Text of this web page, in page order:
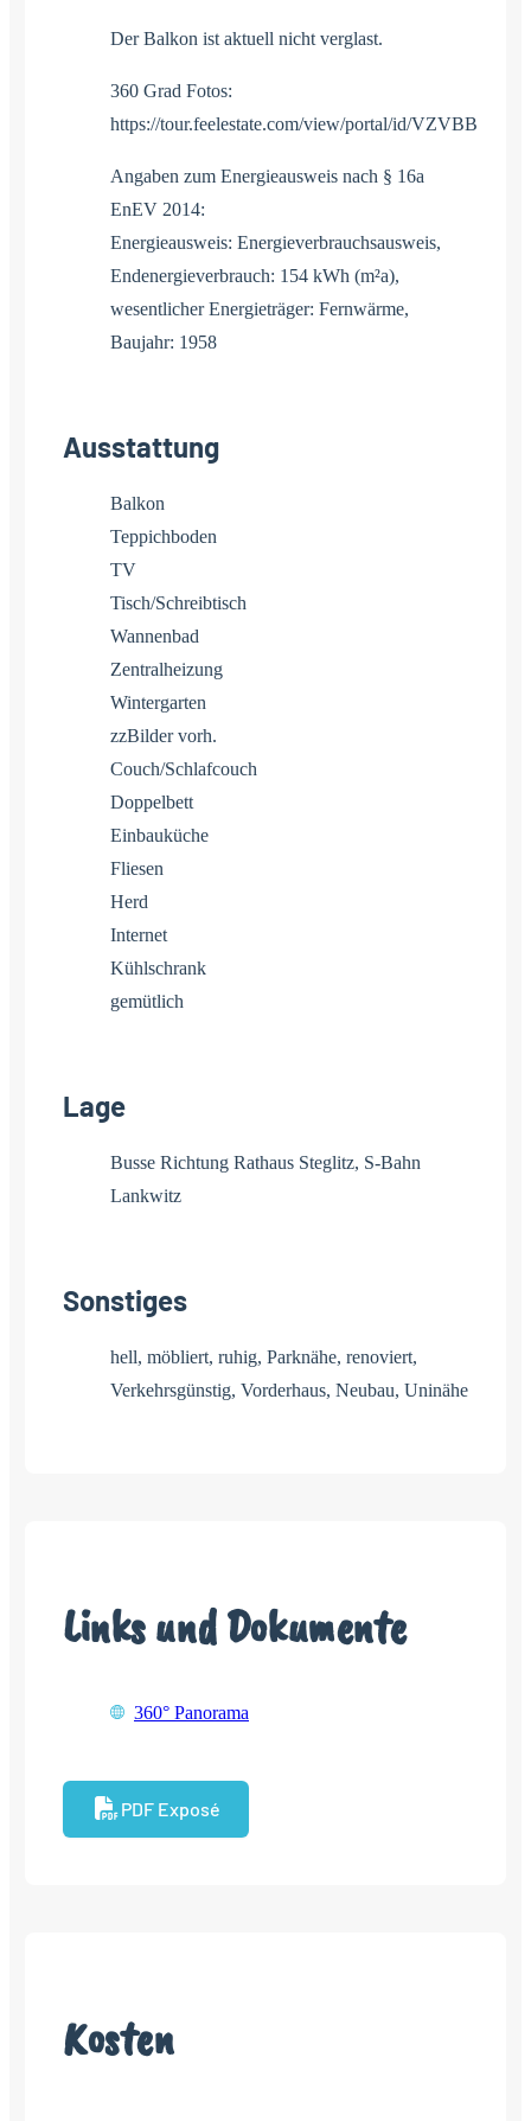
Der Balkon ist aktuell nicht verglast.
360 Grad Fotos:
https://tour.feelestate.com/view/portal/id/VZVBB
Angaben zum Energieausweis nach § 16a
EnEV 2014:
Energieausweis: Energieverbrauchsausweis,
Endenergieverbrauch: 154 kWh (m²a),
wesentlicher Energieträger: Fernwärme,
Baujahr: 1958
Ausstattung
Balkon
Teppichboden
TV
Tisch/Schreibtisch
Wannenbad
Zentralheizung
Wintergarten
zzBilder vorh.
Couch/Schlafcouch
Doppelbett
Einbauküche
Fliesen
Herd
Internet
Kühlschrank
gemütlich
Lage
Busse Richtung Rathaus Steglitz, S-Bahn
Lankwitz
Sonstiges
hell, möbliert, ruhig, Parknähe, renoviert,
Verkehrsgünstig, Vorderhaus, Neubau, Uninähe
Links und Dokumente
360° Panorama
PDF Exposé
Kosten